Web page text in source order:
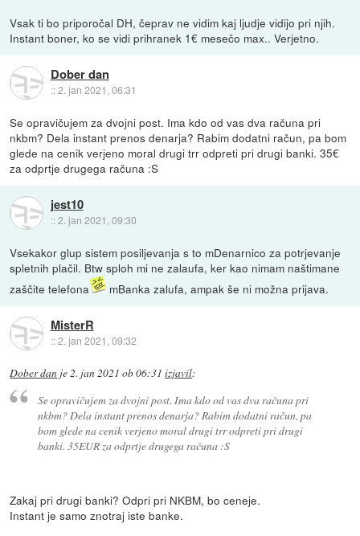
Vsak ti bo priporočal DH, čeprav ne vidim kaj ljudje vidijo pri njih.
Instant boner, ko se vidi prihranek 1€ mesečo max.. Verjetno.
Dober dan
::2. jan 2021, 06:31
Se opravičujem za dvojni post. Ima kdo od vas dva računa pri
nkbm? Dela instant prenos denarja? Rabim dodatni račun, pa bom
glede na cenik verjeno moral drugi trr odpreti pri drugi banki. 35€
za odprtje drugega računa :S
jest10
::2. jan 2021, 09:30
Vsekakor glup sistem posiljevanja s to mDenarnico za potrjevanje
spletnih plačil. Btw sploh mi ne zalaufa, ker kao nimam naštimane
zaščite telefona
mBanka zalufa, ampak še ni možna prijava.
MisterR
::2. jan 2021, 09:32
Dober dan je2. jan 2021 ob 06:31 izjavil:
Se opravičujem za dvojni post. Ima kdo od vas dva računa pri
nkbm? Dela instant prenos denarja? Rabim dodatni račun, pa
bom glede na cenik verjeno moral drugi trr odpreti pri drugi
banki. 35EUR za odprtje drugega računa :S
Zakaj pri drugi banki? Odpri pri NKBM, bo ceneje.
Instant je samo znotraj iste banke.